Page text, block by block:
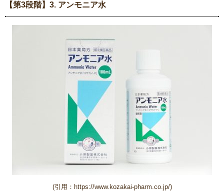
【第3段階】3. アンモニア水
(引用：https://www.kozakai-pharm.co.jp/)